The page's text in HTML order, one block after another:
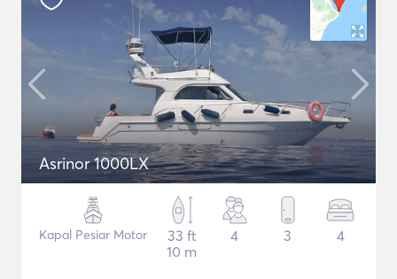
Asrinor 1000LX
Kapal Pesiar Motor
33 ft
10 m
4 3 4